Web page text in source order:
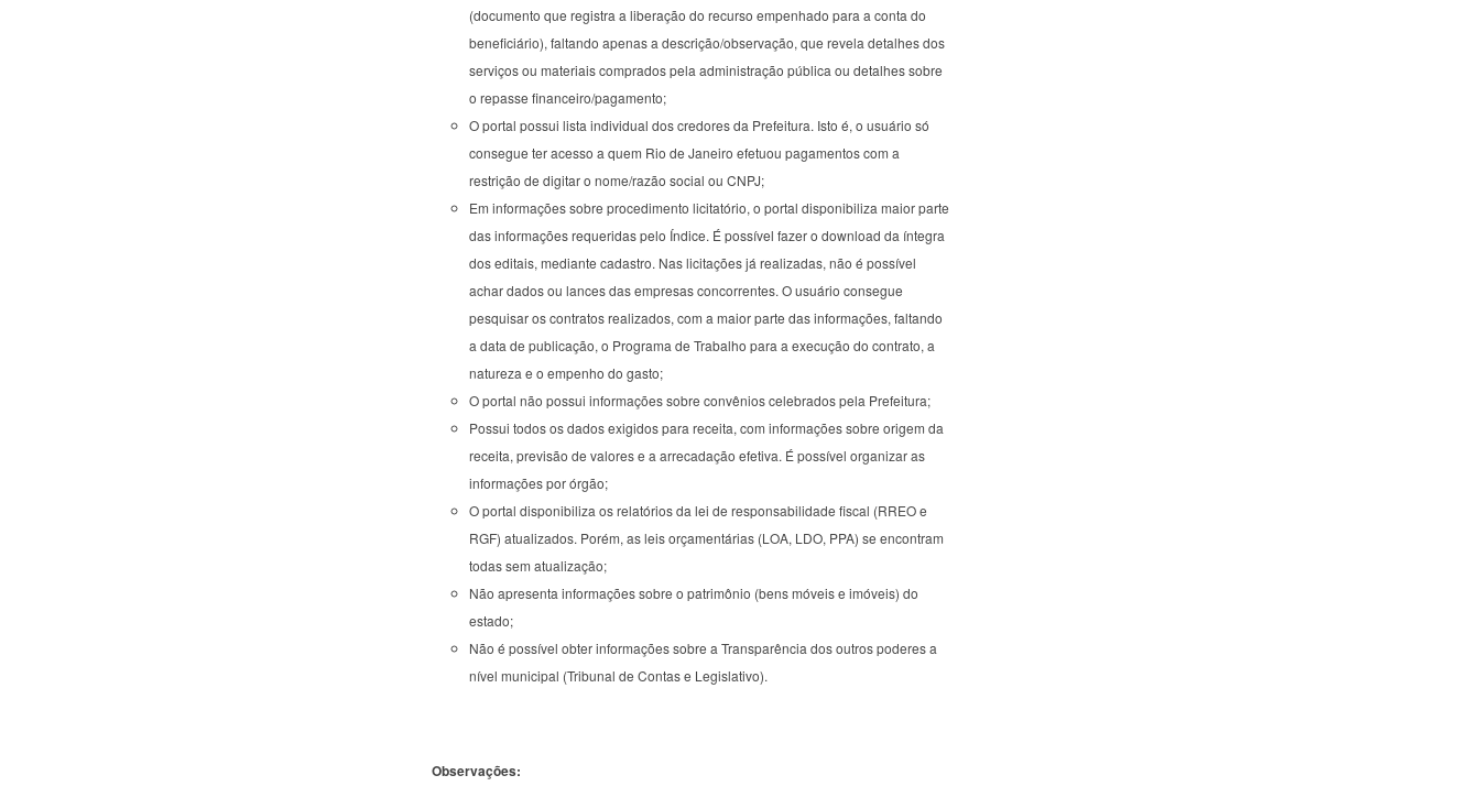
(documento que registra a liberação do recurso empenhado para a conta do
beneficiário), faltando apenas a descrição/observação, que revela detalhes dos
serviços ou materiais comprados pela administração pública ou detalhes sobre
o repasse financeiro/pagamento;
O portal possui lista individual dos credores da Prefeitura. Isto é, o usuário só
consegue ter acesso a quem Rio de Janeiro efetuou pagamentos com a
restrição de digitar o nome/razão social ou CNPJ;
Em informações sobre procedimento licitatório, o portal disponibiliza maior parte
das informações requeridas pelo Índice. É possível fazer o download da íntegra
dos editais, mediante cadastro. Nas licitações já realizadas, não é possível
achar dados ou lances das empresas concorrentes. O usuário consegue
pesquisar os contratos realizados, com a maior parte das informações, faltando
a data de publicação, o Programa de Trabalho para a execução do contrato, a
natureza e o empenho do gasto;
O portal não possui informações sobre convênios celebrados pela Prefeitura;
Possui todos os dados exigidos para receita, com informações sobre origem da
receita, previsão de valores e a arrecadação efetiva. É possível organizar as
informações por órgão;
O portal disponibiliza os relatórios da lei de responsabilidade fiscal (RREO e
RGF) atualizados. Porém, as leis orçamentárias (LOA, LDO, PPA) se encontram
todas sem atualização;
Não apresenta informações sobre o patrimônio (bens móveis e imóveis) do
estado;
Não é possível obter informações sobre a Transparência dos outros poderes a
nível municipal (Tribunal de Contas e Legislativo).
Observações: